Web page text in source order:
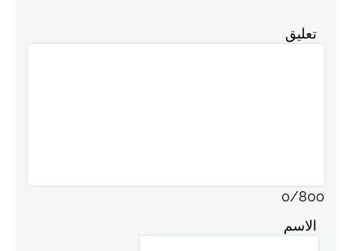
تعليق
0/800
الاسم